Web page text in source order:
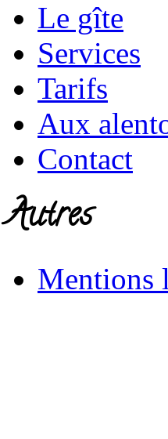
Le gîte
Services
Tarifs
Aux
Contact
Autres
Mentions